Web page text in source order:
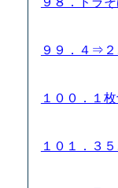
９９．４⇒
１００．１
１０１．３